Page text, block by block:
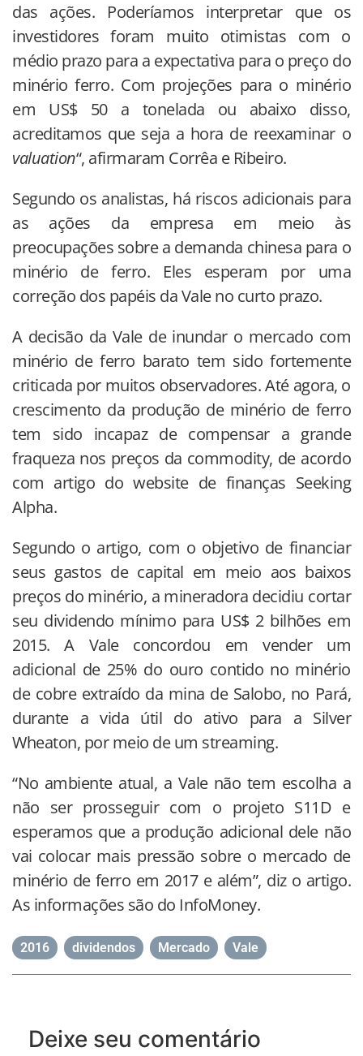
das ações. Poderíamos interpretar que os
investidores foram muito otimistas com o
médio prazo para a expectativa para o preço do
minério ferro. Com projeções para o minério
em US$ 50 a tonelada ou abaixo disso,
acreditamos que seja a hora de reexaminar o
valuation“, afirmaram Corrêa e Ribeiro.
Segundo os analistas, há riscos adicionais para
as ações da empresa em meio às
preocupações sobre a demanda chinesa para o
minério de ferro. Eles esperam por uma
correção dos papéis da Vale no curto prazo.
A decisão da Vale de inundar o mercado com
minério de ferro barato tem sido fortemente
criticada por muitos observadores. Até agora, o
crescimento da produção de minério de ferro
tem sido incapaz de compensar a grande
fraqueza nos preços da commodity, de acordo
com artigo do website de finanças Seeking
Alpha.
Segundo o artigo, com o objetivo de financiar
seus gastos de capital em meio aos baixos
preços do minério, a mineradora decidiu cortar
seu dividendo mínimo para US$ 2 bilhões em
2015. A Vale concordou em vender um
adicional de 25% do ouro contido no minério
de cobre extraído da mina de Salobo, no Pará,
durante a vida útil do ativo para a Silver
Wheaton, por meio de um streaming.
“No ambiente atual, a Vale não tem escolha a
não ser prosseguir com o projeto S11D e
esperamos que a produção adicional dele não
vai colocar mais pressão sobre o mercado de
minério de ferro em 2017 e além”, diz o artigo.
As informações são do InfoMoney.
2016 dividendos Mercado Vale
Deixe seu comentário